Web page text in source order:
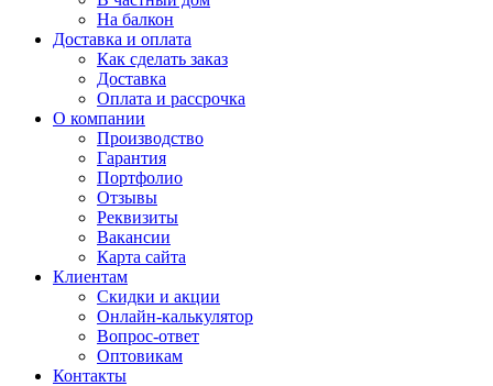
На балкон
Доставка и оплата
Как сделать заказ
Доставка
Оплата и рассрочка
О компании
Производство
Гарантия
Портфолио
Отзывы
Реквизиты
Вакансии
Карта сайта
Клиентам
Скидки и акции
Онлайн-калькулятор
Вопрос-ответ
Оптовикам
Контакты